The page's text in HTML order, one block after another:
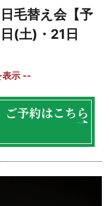
毛替え会【予
(土)・21日
予約はこちら